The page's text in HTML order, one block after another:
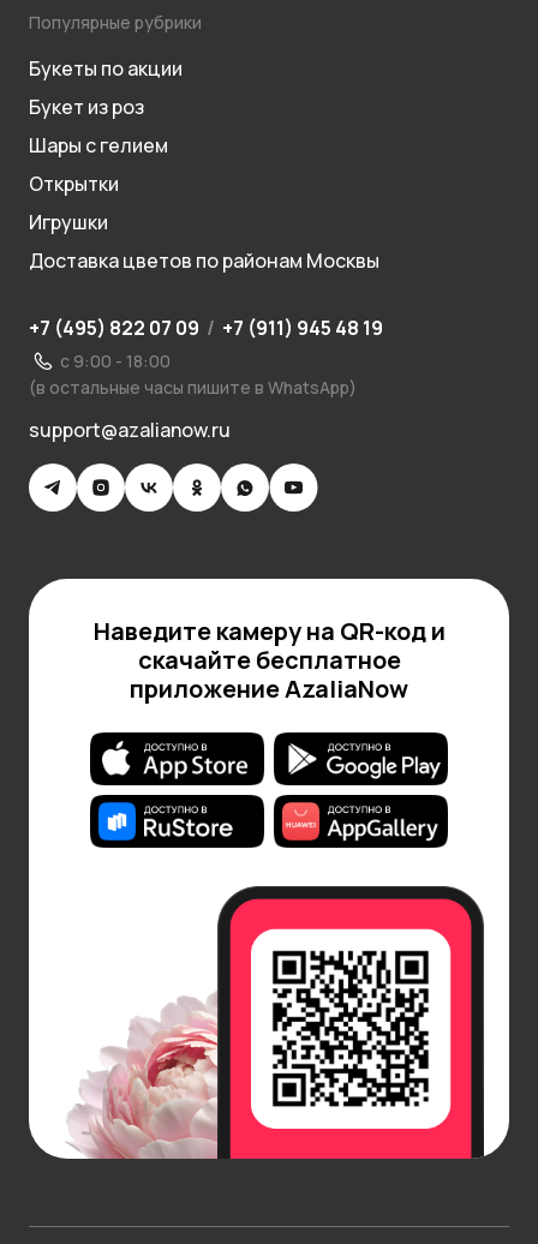
Популярные рубрики
Букеты по акции
Букет из роз
Шары с гелием
Открытки
Игрушки
Доставка цветов по районам Москвы
+7 (495) 822 07 09 / +7 (911) 945 48 19
с 9:00 - 18:00
(в остальные часы пишите в WhatsApp)
support@azalianow.ru
Наведите камеру на QR-код и
скачайте бесплатное
приложение AzaliaNow